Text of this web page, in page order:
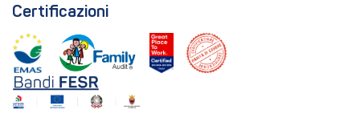
Certificazioni